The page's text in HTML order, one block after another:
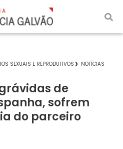
SEXUAIS E REPRODUTIVOS NOTÍCIAS
de
sofrem
do parceiro